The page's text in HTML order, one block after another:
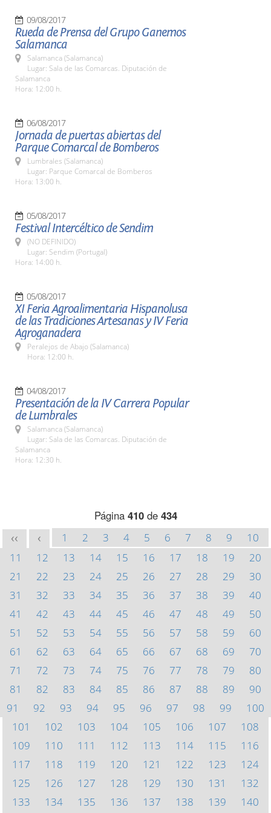
09/08/2017
Rueda de Prensa del Grupo Ganemos
Salamanca
Salamanca (Salamanca)
Lugar: Sala de las Comarcas. Diputación de
Salamanca
Hora: 12:00 h.
06/08/2017
Jornada de puertas abiertas del
Parque Comarcal de Bomberos
Lumbrales (Salamanca)
Lugar: Parque Comarcal de Bomberos
Hora: 13:00 h.
05/08/2017
Festival Intercéltico de Sendim
(NO DEFINIDO)
Lugar: Sendim (Portugal)
Hora: 14:00 h.
05/08/2017
XI Feria Agroalimentaria Hispanolusa
de las Tradiciones Artesanas y IV Feria
Agroganadera
Peralejos de Abajo (Salamanca)
Hora: 12:00 h.
04/08/2017
Presentación de la IV Carrera Popular
de Lumbrales
Salamanca (Salamanca)
Lugar: Sala de las Comarcas. Diputación de
Salamanca
Hora: 12:30 h.
Página 410de 434
<< < 1 2 3 4 5 6 7 8 9
10
11
12 13 14 15 16 17 18 19
20
21
22 23 24 25 26 27 28 29
30
31
32 33 34 35 36 37 38 39
40
41
42 43 44 45 46 47 48 49
50
51
52 53 54 55 56 57 58 59
60
61
62 63 64 65 66 67 68 69
70
71
72 73 74 75 76 77 78 79
80
81
82 83 84 85 86 87 88 89
90
91
92 93 94 95 96 97 98 99
100
101
102 103 104 105 106 107
108
109
110 111 112 113 114 115
116
117
118 119 120 121 122 123
124
125
126 127 128 129 130 131
132
133
134 135 136 137 138 139
140